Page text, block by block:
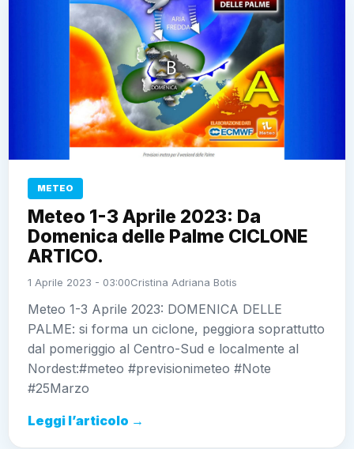
METEO
Meteo 1-3 Aprile 2023: Da
Domenica delle Palme CICLONE
ARTICO.
1 Aprile 2023 - 03:00Cristina Adriana Botis
Meteo 1-3 Aprile 2023: DOMENICA DELLE
PALME: si forma un ciclone, peggiora soprattutto
dal pomeriggio al Centro-Sud e localmente al
Nordest:#meteo #previsionimeteo #Note
#25Marzo
Leggi l’articolo →